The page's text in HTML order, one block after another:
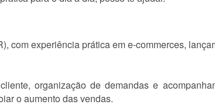
com experiência prática em e-commerces,
organização de demandas e
o aumento das vendas.